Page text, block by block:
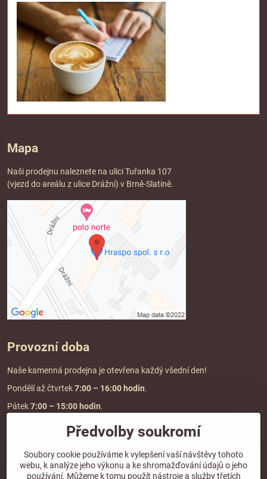
Mapa
Naši prodejnu naleznete na ulici Tuřanka 107
(vjezd do areálu z ulice Drážní) v Brně-Slatině.
Provozní doba
Naše kamenná prodejna je otevřena každý všední den!
Pondělí až čtvrtek7:00 – 16:00 hodin.
Pátek7:00 – 15:00 hodin.
Doprava a platba
DOPRAVA ZDARMA
Předvolby soukromí
Soubory cookie používáme k vylepšení vaší návštěvy tohoto
webu, k analýze jeho výkonu a ke shromažďování údajů o jeho
používání. Můžeme k tomu použít nástroje a služby třetích